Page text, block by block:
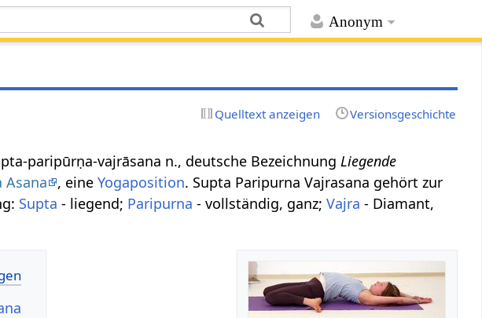
Anonym
Quelltext anzeigen Versionsgeschichte
paripūrṇa-vajrāsana n., deutsche Bezeichnung Liegende
Asana , eineYogaposition. Supta Paripurna Vajrasana gehört zur
Supta - liegend; Paripurna - vollständig, ganz;Vajra - Diamant,